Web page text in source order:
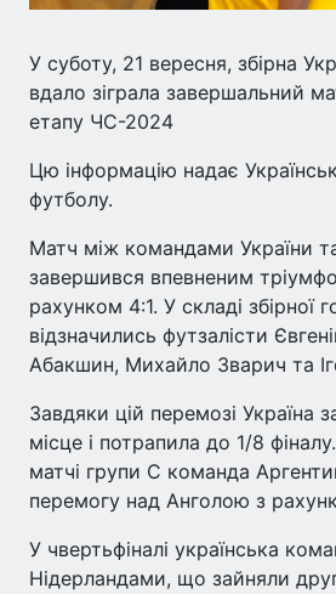
У суботу, 21 вересня, збірна
вдало зіграла завершальний
етапу ЧС-2024
Цю інформацію надає
футболу.
Матч між командами України
завершився впевненим
рахунком 4:1. У складі збірної
відзначились футзалісти
Абакшин, Михайло Зварич та
Завдяки цій перемозі Україна
місце і потрапила до 1/8
матчі групи С команда
перемогу над Анголою з
У чвертьфіналі українська
Нідерландами, що зайняли